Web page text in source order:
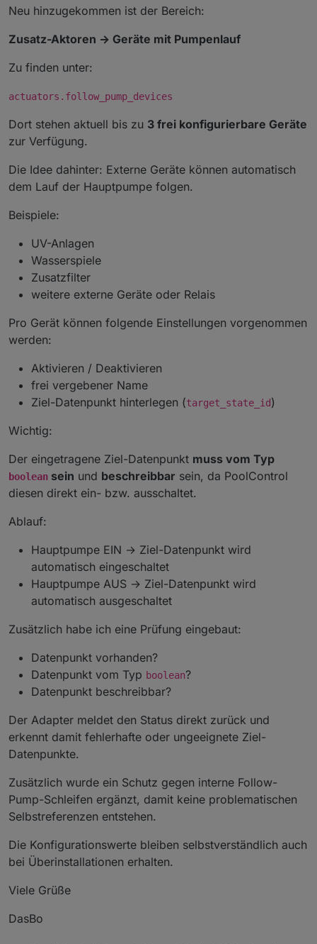
Neu hinzugekommen ist der Bereich:
Zusatz-Aktoren → Geräte mit Pumpenlauf
Zu finden unter:
actuators.follow_pump_devices
Dort stehen aktuell bis zu 3 frei konfigurierbare Geräte
zur Verfügung.
Die Idee dahinter: Externe Geräte können automatisch
dem Lauf der Hauptpumpe folgen.
Beispiele:
UV-Anlagen
Wasserspiele
Zusatzfilter
weitere externe Geräte oder Relais
Pro Gerät können folgende Einstellungen vorgenommen
werden:
Aktivieren / Deaktivieren
frei vergebener Name
Ziel-Datenpunkt hinterlegen (target_state_id)
Wichtig:
Der eingetragene Ziel-Datenpunkt muss vom Typ
boolean sein und beschreibbar sein, da PoolControl
diesen direkt ein- bzw. ausschaltet.
Ablauf:
Hauptpumpe EIN → Ziel-Datenpunkt wird
automatisch eingeschaltet
Hauptpumpe AUS → Ziel-Datenpunkt wird
automatisch ausgeschaltet
Zusätzlich habe ich eine Prüfung eingebaut:
Datenpunkt vorhanden?
Datenpunkt vom Typ boolean?
Datenpunkt beschreibbar?
Der Adapter meldet den Status direkt zurück und
erkennt damit fehlerhafte oder ungeeignete Ziel-
Datenpunkte.
Zusätzlich wurde ein Schutz gegen interne Follow-
Pump-Schleifen ergänzt, damit keine problematischen
Selbstreferenzen entstehen.
Die Konfigurationswerte bleiben selbstverständlich auch
bei Überinstallationen erhalten.
Viele Grüße
DasBo